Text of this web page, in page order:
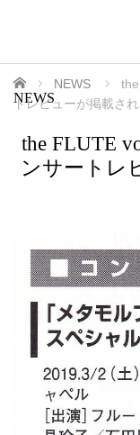
NEWS
ホーム NEWS
トレビューが掲載され
the FLUTE
ンサートレ